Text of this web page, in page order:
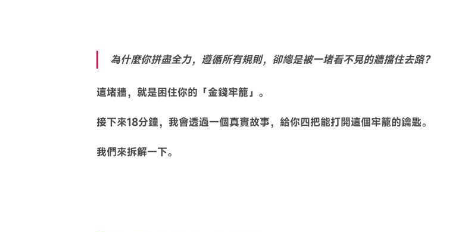
為什麼你拼盡全力，遵循所有規則，卻總是被一堵看不見的牆擋住去路？
這堵牆，就是困住你的「金錢牢籠」。
接下來18分鐘，我會透過一個真實故事，給你四把能打開這個牢籠的鑰匙。
我們來拆解一下。